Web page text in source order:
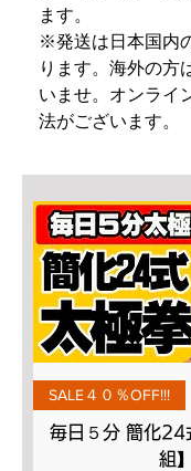
ます。
※発送は日本国内
ります。海外の方
いませ。オンライ
法がございます。
SALE４０％OFF!!!
毎日５分 簡化24
組】